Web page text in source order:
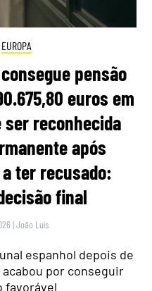
EUROPA
pensão
euros em
reconhecida
após
ter recusado:
final
|João Luís
espanhol depois de
por conseguir
favorável